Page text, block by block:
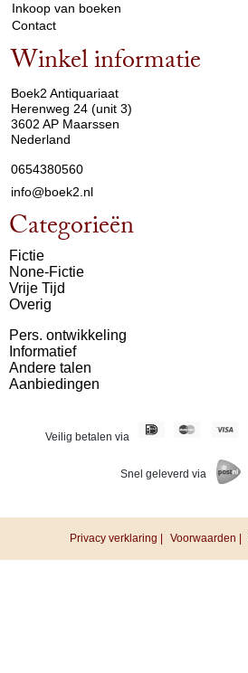
Inkoop van boeken
Contact
Winkel informatie
Boek2 Antiquariaat
Herenweg 24 (unit 3)
3602 AP Maarssen
Nederland
0654380560
info@boek2.nl
Categorieën
Fictie
None-Fictie
Vrije Tijd
Overig
Pers. ontwikkeling
Informatief
Andere talen
Aanbiedingen
Veilig betalen via
Snel geleverd via
Privacy verklaring | Voorwaarden |